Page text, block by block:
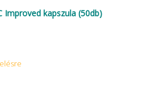
Improved kapszula (50db)